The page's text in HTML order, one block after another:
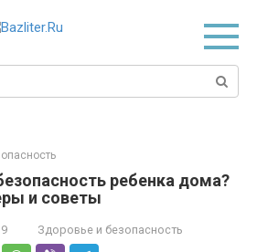
ребенка дома?
и советы
Здоровье и безопасность